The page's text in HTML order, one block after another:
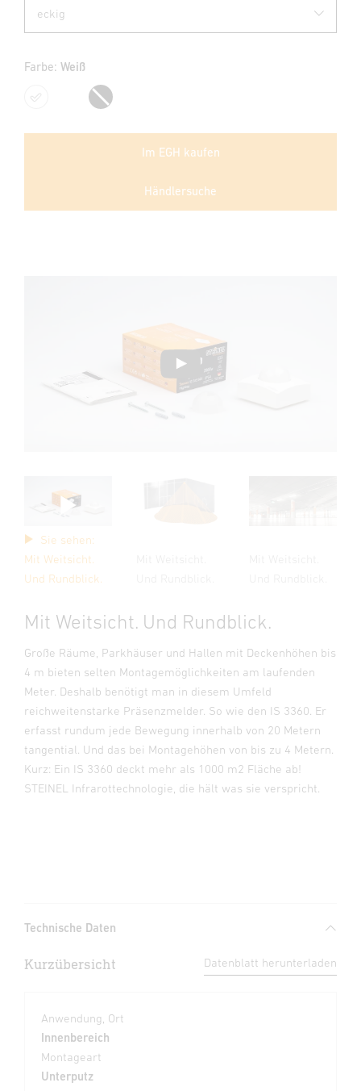
Farbe: Weiß
Weiß Schwarz
Im EGH kaufen
Händlersuche
Sie sehen:
Mit Weitsicht.
Und Rundblick.
Mit Weitsicht. Und Rundblick.
Große Räume, Parkhäuser und Hallen mit Deckenhöhen bis
4 m bieten selten Montagemöglichkeiten am laufenden
Meter. Deshalb benötigt man in diesem Umfeld
reichweitenstarke Präsenzmelder. So wie den IS 3360. Er
erfasst rundum jede Bewegung innerhalb von 20 Metern
tangential. Und das bei Montagehöhen von bis zu 4 Metern.
Kurz: Ein IS 3360 deckt mehr als 1000 m2 Fläche ab!
STEINEL Infrarottechnologie, die hält was sie verspricht.
Technische Daten
Kurzübersicht Datenblatt herunterladen
Anwendung, Ort
Innenbereich
Montageart
Unterputz